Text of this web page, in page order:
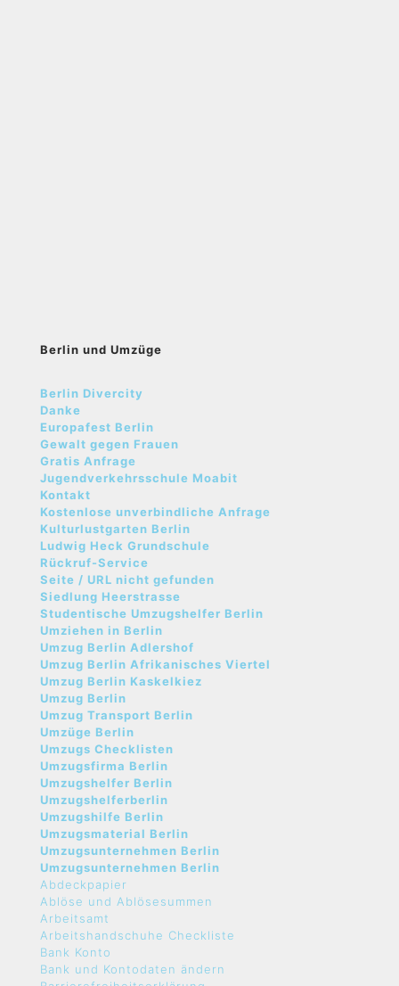
Berlin und Umzüge
Berlin Divercity
Danke
Europafest Berlin
Gewalt gegen Frauen
Gratis Anfrage
Jugendverkehrsschule Moabit
Kontakt
Kostenlose unverbindliche Anfrage
Kulturlustgarten Berlin
Ludwig Heck Grundschule
Rückruf-Service
Seite / URL nicht gefunden
Siedlung Heerstrasse
Studentische Umzugshelfer Berlin
Umziehen in Berlin
Umzug Berlin Adlershof
Umzug Berlin Afrikanisches Viertel
Umzug Berlin Kaskelkiez
Umzug Berlin
Umzug Transport Berlin
Umzüge Berlin
Umzugs Checklisten
Umzugsfirma Berlin
Umzugshelfer Berlin
Umzugshelferberlin
Umzugshilfe Berlin
Umzugsmaterial Berlin
Umzugsunternehmen Berlin
Umzugsunternehmen Berlin
Abdeckpapier
Ablöse und Ablösesummen
Arbeitsamt
Arbeitshandschuhe Checkliste
Bank Konto
Bank und Kontodaten ändern